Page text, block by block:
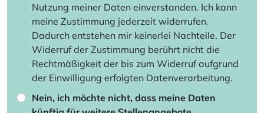
Nutzung meiner Daten einverstanden. Ich kann
meine Zustimmung jederzeit widerrufen.
Dadurch entstehen mir keinerlei Nachteile. Der
Widerruf der Zustimmung berührt nicht die
Rechtmäßigkeit der bis zum Widerruf aufgrund
der Einwilligung erfolgten Datenverarbeitung.
Nein, ich möchte nicht, dass meine Daten